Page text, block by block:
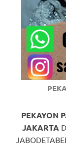
these
guys
comment
PEKAYON
JAKARTA